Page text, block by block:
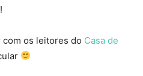
com os leitores do Casa de